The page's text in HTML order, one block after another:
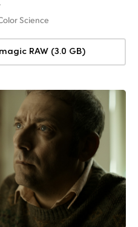
Science
RAW (3.0 GB)